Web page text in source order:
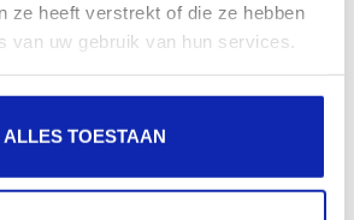
ze heeft verstrekt of die ze hebben
van uw gebruik van hun services.
ALLES TOESTAAN